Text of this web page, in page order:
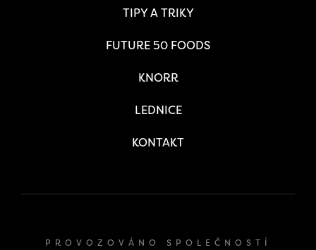
TIPY A TRIKY
FUTURE 50 FOODS
KNORR
LEDNICE
KONTAKT
PROVOZOVÁNO SPOLEČNOSTÍ